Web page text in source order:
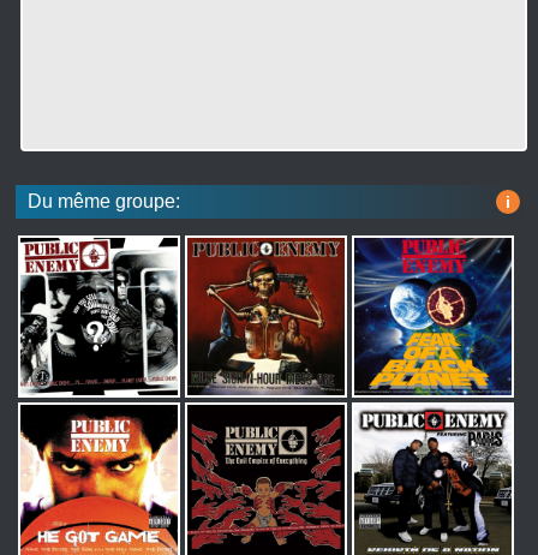
Du même groupe: i